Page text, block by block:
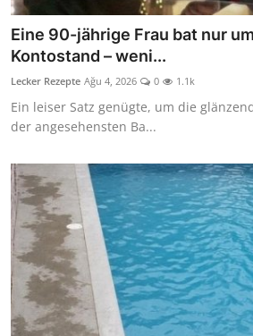
Eine 90-jährige Frau bat nur
Kontostand – weni...
Lecker Rezepte Ağu 4, 2026 0 1.1k
Ein leiser Satz genügte, um die
der angesehensten Ba...